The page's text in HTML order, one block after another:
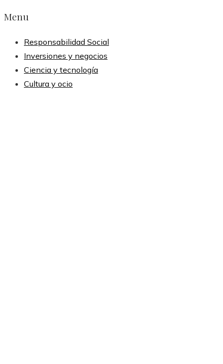
Menu
Responsabilidad Social
Inversiones y negocios
Ciencia y tecnología
Cultura y ocio